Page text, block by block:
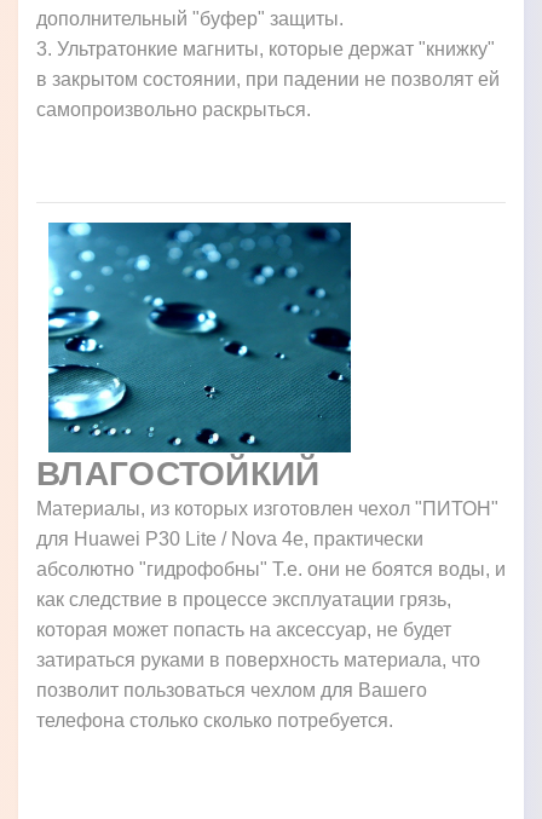
дополнительный "буфер" защиты.
3. Ультратонкие магниты, которые держат "книжку"
в закрытом состоянии, при падении не позволят ей
самопроизвольно раскрыться.
ВЛАГОСТОЙКИЙ
Материалы, из которых изготовлен чехол "ПИТОН"
для Huawei P30 Lite / Nova 4e, практически
абсолютно "гидрофобны" Т.е. они не боятся воды, и
как следствие в процессе эксплуатации грязь,
которая может попасть на аксессуар, не будет
затираться руками в поверхность материала, что
позволит пользоваться чехлом для Вашего
телефона столько сколько потребуется.